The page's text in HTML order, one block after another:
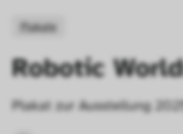
Plakate
Robotic
Plakat zur Ausstellung